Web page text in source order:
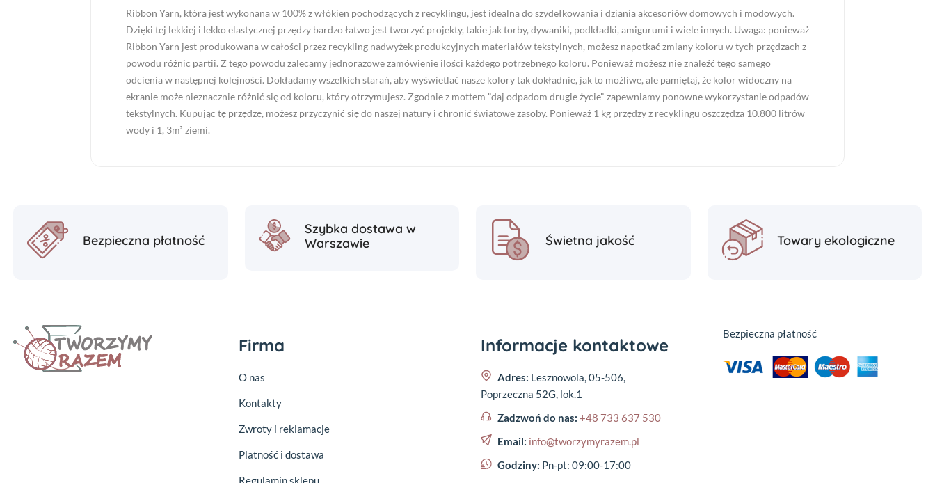
Ribbon Yarn, która jest wykonana w 100% z włókien pochodzących z recyklingu, jest idealna do szydełkowania i dziania akcesoriów domowych i modowych.
Dzięki tej lekkiej i lekko elastycznej przędzy bardzo łatwo jest tworzyć projekty, takie jak torby, dywaniki, podkładki, amigurumi i wiele innych. Uwaga: ponieważ
Ribbon Yarn jest produkowana w całości przez recykling nadwyżek produkcyjnych materiałów tekstylnych, możesz napotkać zmiany koloru w tych przędzach z
powodu różnic partii. Z tego powodu zalecamy jednorazowe zamówienie ilości każdego potrzebnego koloru. Ponieważ możesz nie znaleźć tego samego
odcienia w następnej kolejności. Dokładamy wszelkich starań, aby wyświetlać nasze kolory tak dokładnie, jak to możliwe, ale pamiętaj, że kolor widoczny na
ekranie może nieznacznie różnić się od koloru, który otrzymujesz. Zgodnie z mottem "daj odpadom drugie życie" zapewniamy ponowne wykorzystanie odpadów
tekstylnych. Kupując tę przędzę, możesz przyczynić się do naszej natury i chronić światowe zasoby. Ponieważ 1 kg przędzy z recyklingu oszczędza 10.800 litrów
wody i 1, 3m² ziemi.
Bezpieczna płatność
Szybka dostawa w
Warszawie
Świetna jakość Towary ekologiczne
Firma
O nas
Kontakty
Zwroty i reklamacje
Platność i dostawa
Regulamin sklepu
Informacje kontaktowe
Adres: Lesznowola, 05-506,
Poprzeczna 52G, lok.1
Zadzwoń do nas: +48 733 637 530
Email: info@tworzymyrazem.pl
Godziny: Pn-pt: 09:00-17:00
Bezpieczna płatność